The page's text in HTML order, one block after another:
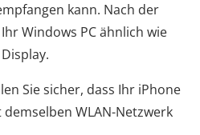
kann. Nach der
Windows PC ähnlich wie
Sie sicher, dass Ihr iPhone
WLAN-Netzwerk